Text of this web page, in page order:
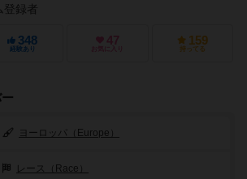
登録者
348
経験あり
47
お気に入り
159
持ってる
ヨーロッパ（Europe）
レース（Race）